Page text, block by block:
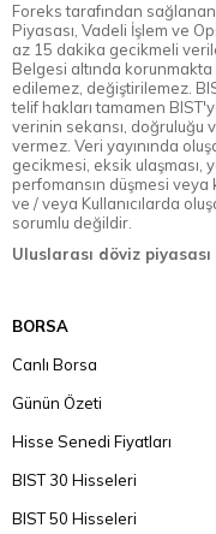
Foreks tarafından
Piyasası, Vadeli İşlem ve
az 15 dakika gecikmeli
Belgesi altında
edilemez, değiştirilemez.
telif hakları tamamen
verinin sekansı, doğruluğu
vermez. Veri yayınında
gecikmesi, eksik ulaşması,
perfomansın düşmesi veya
ve / veya Kullanıcılarda
sorumlu değildir.
Uluslarası döviz piyasası
BORSA
Canlı Borsa
Günün Özeti
Hisse Senedi Fiyatları
BIST 30 Hisseleri
BIST 50 Hisseleri